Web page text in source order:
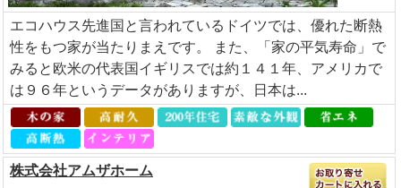
エコハウス先進国と言われているドイツでは、優れた断熱
性をもつ家が当たりまえです。 また、「家の平気寿命」で
みると欧米の代表国イギリスでは約１４１年、アメリカで
は９６年というデータがありますが、日本は...
株式会社アムザホーム